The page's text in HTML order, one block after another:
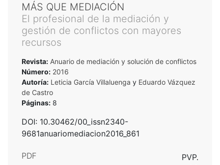
MÁS QUE MEDIACIÓN
El profesional de la mediación y
gestión de conflictos con mayores
recursos
Revista: Anuario de mediación y solución de conflictos
Número: 2016
Autoría: Leticia García Villaluenga y Eduardo Vázquez
de Castro
Páginas: 8
DOI: 10.30462/00_issn2340-
9681anuariomediacion2016_861
PDF
PVP.